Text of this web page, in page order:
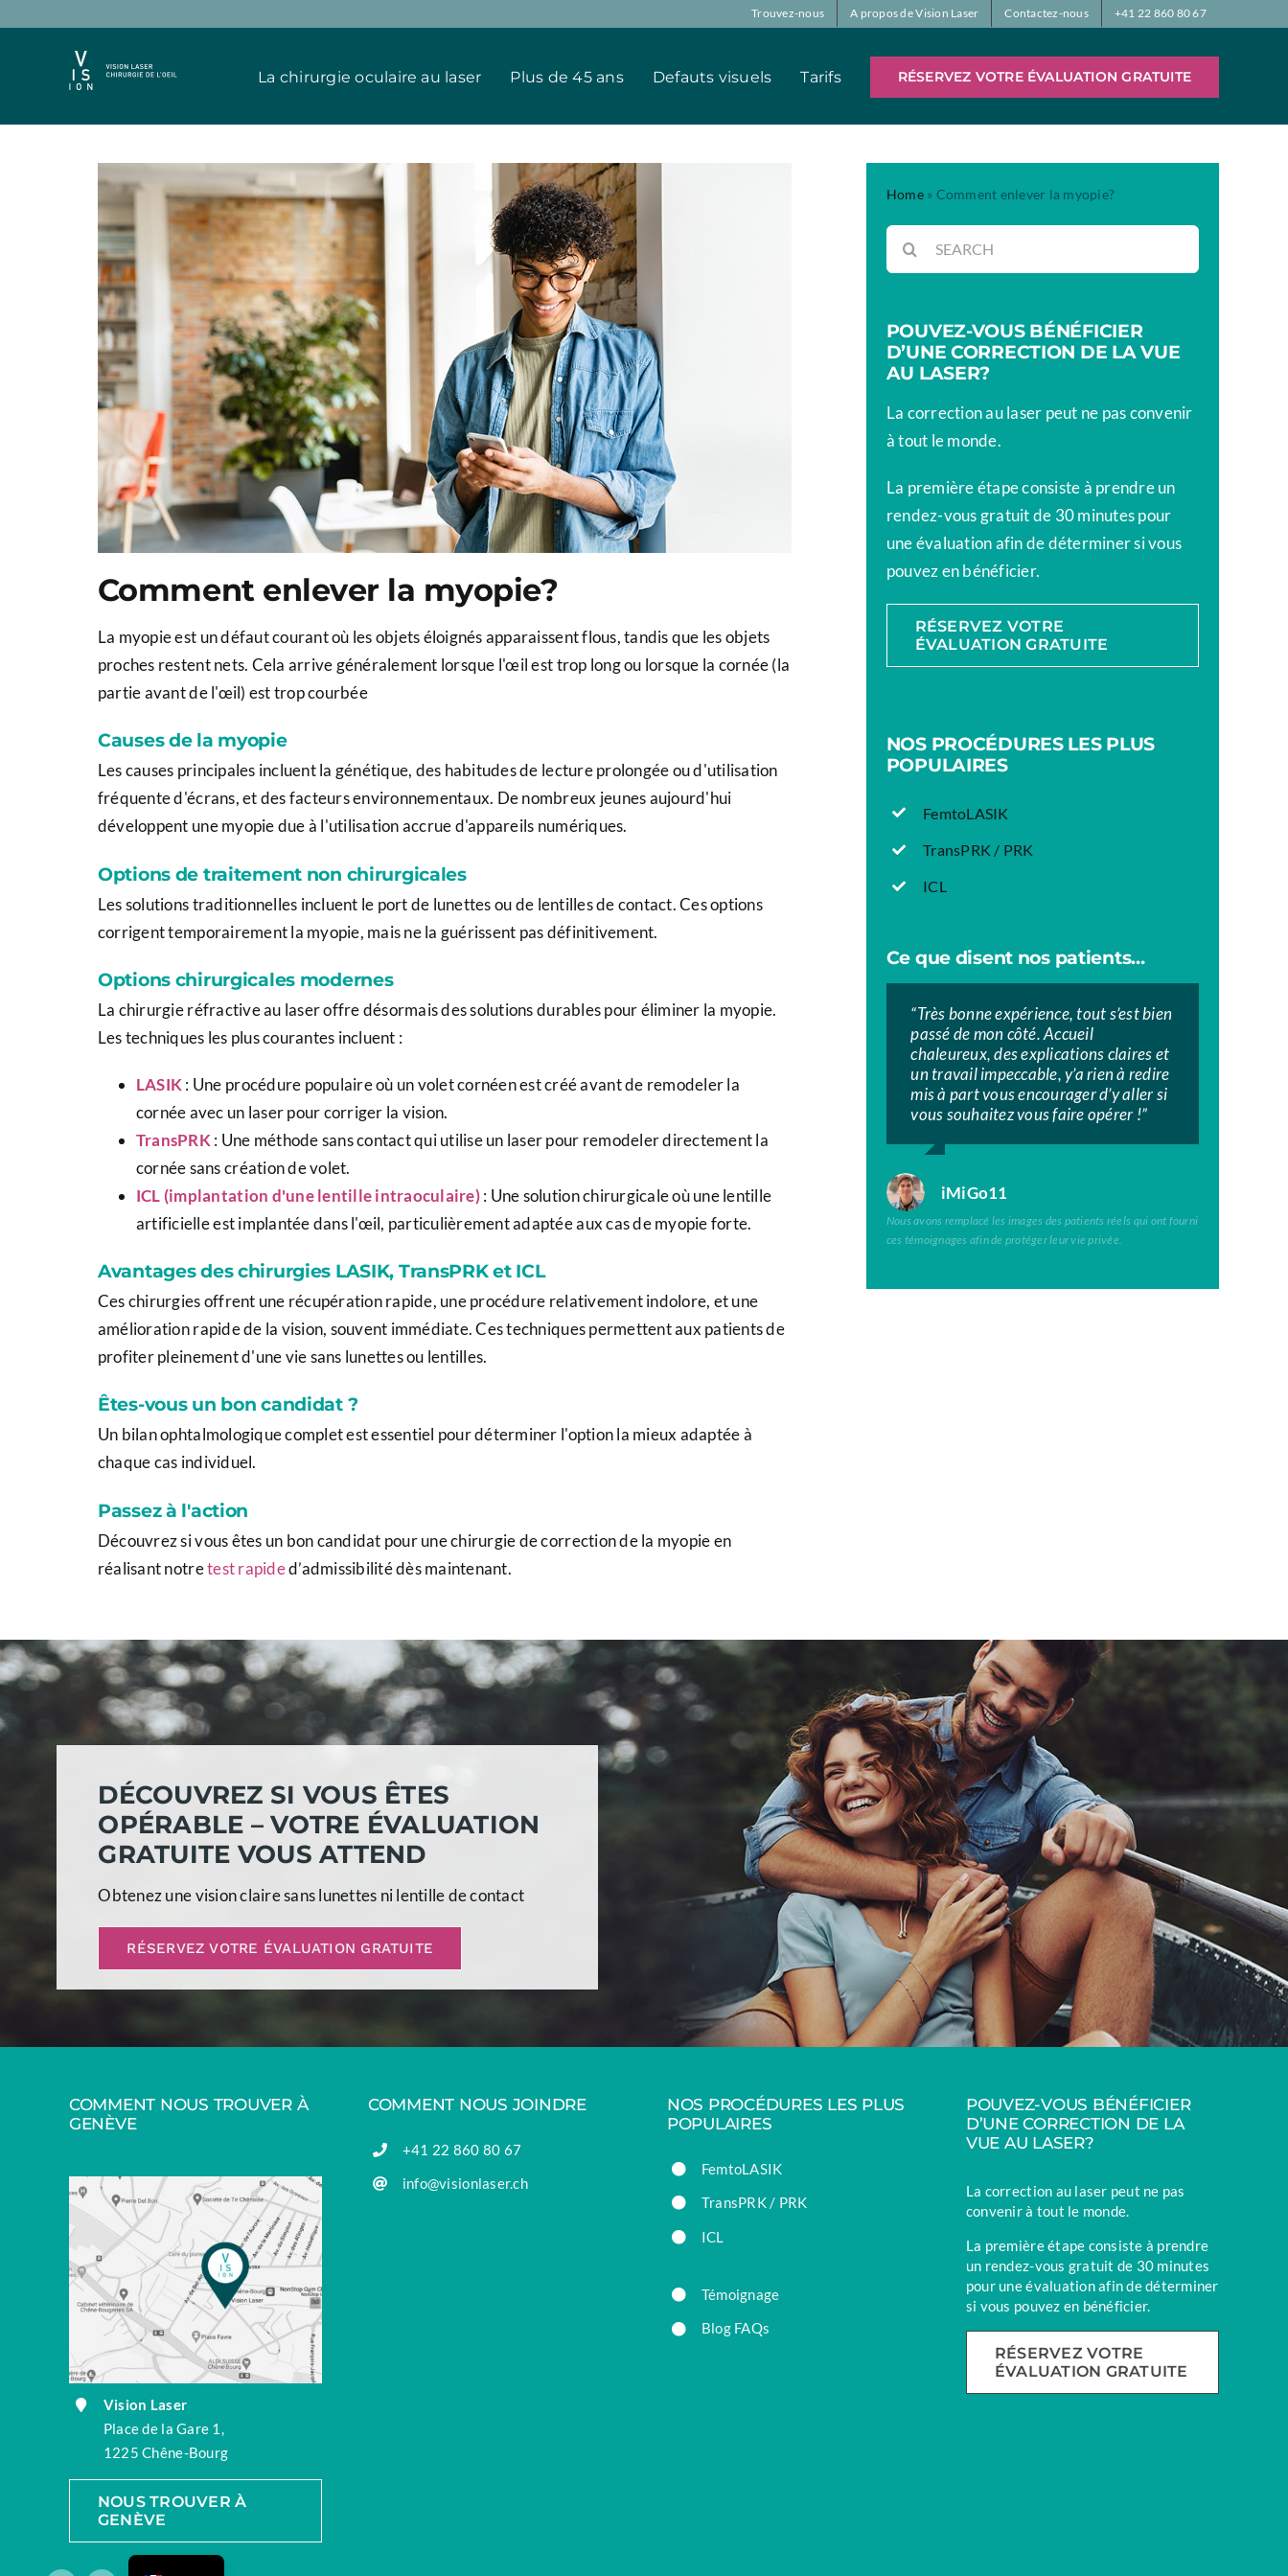
Trouvez-nous A propos de Vision Laser Contactez-nous +41 22 860 80 67
La chirurgie oculaire au laser Plus de 45 ans Defauts visuels Tarifs RÉSERVEZ VOTRE ÉVALUATION GRATUITE
Comment enlever la myopie​?
La myopie est un défaut courant où les objets éloignés apparaissent flous, tandis que les objets
proches restent nets. Cela arrive généralement lorsque l'œil est trop long ou lorsque la cornée (la
partie avant de l'œil) est trop courbée
Causes de la myopie
Les causes principales incluent la génétique, des habitudes de lecture prolongée ou d'utilisation
fréquente d'écrans, et des facteurs environnementaux. De nombreux jeunes aujourd'hui
développent une myopie due à l'utilisation accrue d'appareils numériques.
Options de traitement non chirurgicales
Les solutions traditionnelles incluent le port de lunettes ou de lentilles de contact. Ces options
corrigent temporairement la myopie, mais ne la guérissent pas définitivement.
Options chirurgicales modernes
La chirurgie réfractive au laser offre désormais des solutions durables pour éliminer la myopie.
Les techniques les plus courantes incluent :
LASIK : Une procédure populaire où un volet cornéen est créé avant de remodeler la
cornée avec un laser pour corriger la vision.
TransPRK : Une méthode sans contact qui utilise un laser pour remodeler directement la
cornée sans création de volet.
ICL (implantation d'une lentille intraoculaire): Une solution chirurgicale où une lentille
artificielle est implantée dans l'œil, particulièrement adaptée aux cas de myopie forte.
Avantages des chirurgies LASIK, TransPRK et ICL
Ces chirurgies offrent une récupération rapide, une procédure relativement indolore, et une
amélioration rapide de la vision, souvent immédiate. Ces techniques permettent aux patients de
profiter pleinement d'une vie sans lunettes ou lentilles.
Êtes-vous un bon candidat ?
Un bilan ophtalmologique complet est essentiel pour déterminer l'option la mieux adaptée à
chaque cas individuel.
Passez à l'action
Découvrez si vous êtes un bon candidat pour une chirurgie de correction de la myopie en
réalisant notretest rapided’admissibilité dès maintenant.
Home» Comment enlever la myopie​?
Rechercher:
POUVEZ-VOUS BÉNÉFICIER
D’UNE CORRECTION DE LA VUE
AU LASER?
La correction au laser peut ne pas convenir
à tout le monde.
La première étape consiste à prendre un
rendez-vous gratuit de 30 minutes pour
une évaluation afin de déterminer si vous
pouvez en bénéficier.
RÉSERVEZ VOTRE
ÉVALUATION GRATUITE
NOS PROCÉDURES LES PLUS
POPULAIRES
FemtoLASIK
TransPRK / PRK
ICL
Ce que disent nos patients…
“Très bonne expérience, tout s’est bien
passé de mon côté. Accueil
chaleureux, des explications claires et
un travail impeccable, y’a rien à redire
mis à part vous encourager d’y aller si
vous souhaitez vous faire opérer !”
iMiGo11
“”Très bon centre.
À chacune de mes visites, le personnel
était très rassurant, accueillant,
professionnel et à l’écoute. Je suis ravi
des résultats 3 mois après l’opération
et ne peut que les recommander.””
KIRAN SINGH
“”Excellente prise en charge tout au
long des RDV, de la 1ère consultation
jusqu’à l’opération et aux contrôles
post-opératoires. Personnel très
accueillants et donnant des
explications claires. Un grand merci”.”
Raphael Strgar
Nous avons remplacé les images des patients réels qui ont fourni
ces témoignages afin de protéger leur vie privée.
DÉCOUVREZ SI VOUS ÊTES
OPÉRABLE – VOTRE ÉVALUATION
GRATUITE VOUS ATTEND
Obtenez une vision claire sans lunettes ni lentille de contact
RÉSERVEZ VOTRE ÉVALUATION GRATUITE
COMMENT NOUS TROUVER À
GENÈVE
Vision Laser
Place de la Gare 1,
1225 Chêne-Bourg
NOUS TROUVER À
GENÈVE
COMMENT NOUS JOINDRE
+41 22 860 80 67
info@visionlaser.ch
NOS PROCÉDURES LES PLUS
POPULAIRES
FemtoLASIK
TransPRK / PRK
ICL
Témoignage
Blog FAQs
POUVEZ-VOUS BÉNÉFICIER
D’UNE CORRECTION DE LA
VUE AU LASER?
La correction au laser peut ne pas
convenir à tout le monde.
La première étape consiste à prendre
un rendez-vous gratuit de 30 minutes
pour une évaluation afin de déterminer
si vous pouvez en bénéficier.
RÉSERVEZ VOTRE
ÉVALUATION GRATUITE